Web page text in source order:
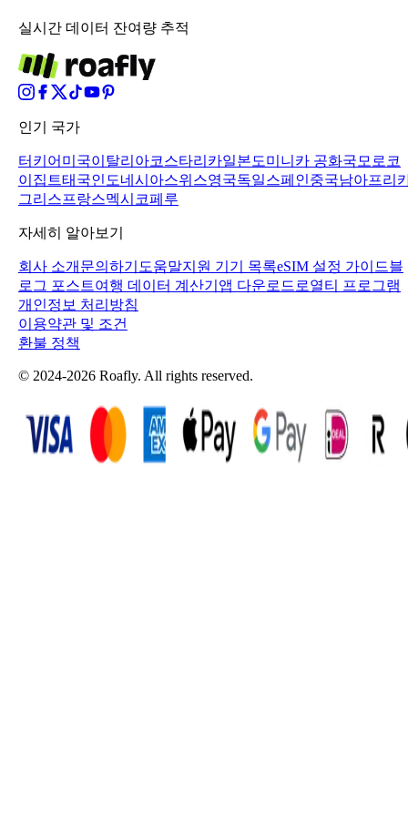
실시간 데이터 잔여량 추적
인기 국가
터키어 미국이탈리아코스타리카일본도미니카 공화국 모로코
이집트태국인도네시아스위스영국독일스페인중국남아프리
그리스프랑스멕시코페루
자세히 알아보기
회사 소개 문의하기 도움말지원 기기 목록eSIM 설정 가이드블
로그 포스트여행 데이터 계산기 앱 다운로드 로열티 프로그램
개인정보 처리방침
이용약관 및 조건
환불 정책
© 2024-2026 Roafly. All rights reserved.